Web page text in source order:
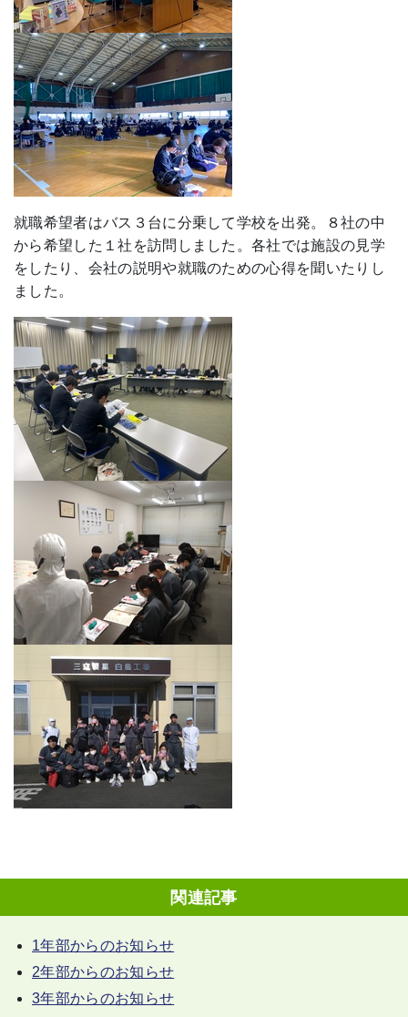
就職希望者はバス３台に分乗して学校を出発。８社の中
から希望した１社を訪問しました。各社では施設の見学
をしたり、会社の説明や就職のための心得を聞いたりし
ました。
関連記事
1年部からのお知らせ
2年部からのお知らせ
3年部からのお知らせ